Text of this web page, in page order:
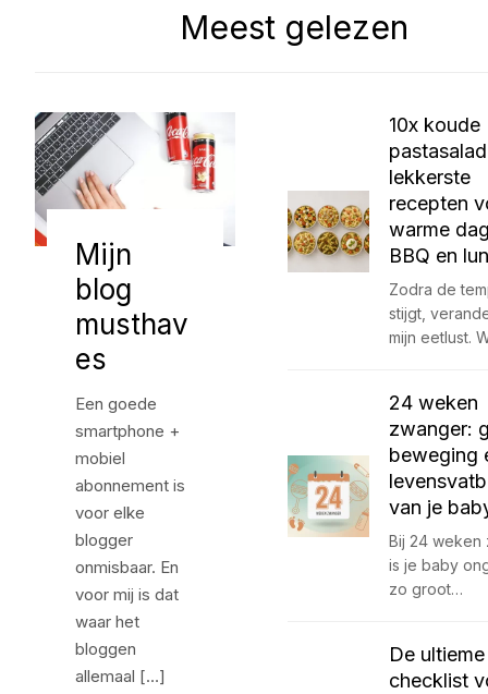
Meest gelezen
Mijn
blog
musthav
es
Een goede
smartphone +
mobiel
abonnement is
voor elke
blogger
onmisbaar. En
voor mij is dat
waar het
bloggen
allemaal […]
10x koude
lekkerste
recepten
warme
BBQ en
Zodra de
stijgt,
mijn eetlust.
24 weken
zwanger:
beweging
van je
Bij 24 weken
is je baby
zo groot…
De ultieme
checklist